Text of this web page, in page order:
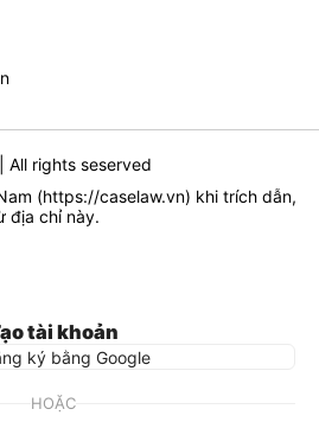
All rights seserved
(https://caselaw.vn) khi trích dẫn,
địa chỉ này.
tài khoản
ký bằng Google
HOẶC